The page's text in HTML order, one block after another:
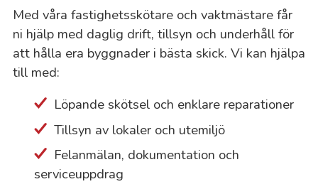
Med våra fastighetsskötare och vaktmästare får
ni hjälp med daglig drift, tillsyn och underhåll för
att hålla era byggnader i bästa skick. Vi kan hjälpa
till med:
Löpande skötsel och enklare reparationer
Tillsyn av lokaler och utemiljö
Felanmälan, dokumentation och
serviceuppdrag